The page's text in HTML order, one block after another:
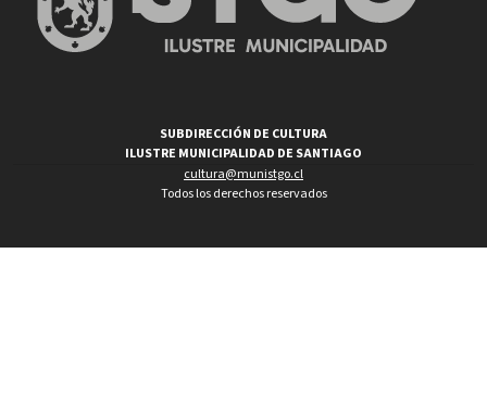
SUBDIRECCIÓN DE CULTURA
ILUSTRE MUNICIPALIDAD DE SANTIAGO
cultura@munistgo.cl
Todos los derechos reservados